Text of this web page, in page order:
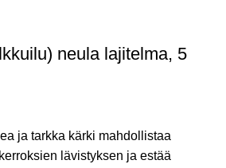
neula lajitelma, 5
ja tarkka kärki mahdollistaa
lävistyksen ja estää